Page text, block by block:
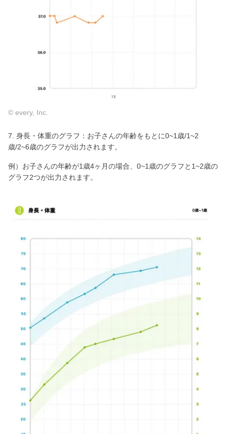
© every, Inc.
7. 身長・体重のグラフ：お子さんの年齢をもとに0~1歳/1~2
歳/2~6歳のグラフが出力されます。
例）お子さんの年齢が1歳4ヶ月の場合、0~1歳のグラフと1~2歳の
グラフ2つが出力されます。